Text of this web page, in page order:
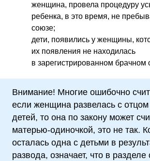
женщина, провела процедуру
ребенка, в это время, не
союзе;
дети, появились у женщины,
их появления не находилась
в зарегистрированном брачном
Внимание! Многие ошибочно
если женщина развелась с отцом
детей, то она по закону может
матерью-одиночкой, это не так.
осталась одна с детьми в
развода, означает, что в разделе